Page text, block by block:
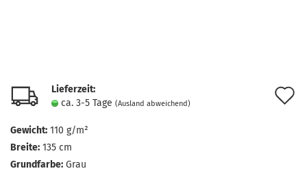
Lieferzeit:
ca. 3-5 Tage (Ausland abweichend)
Gewicht: 110 g/m²
Breite: 135 cm
Grundfarbe: Grau